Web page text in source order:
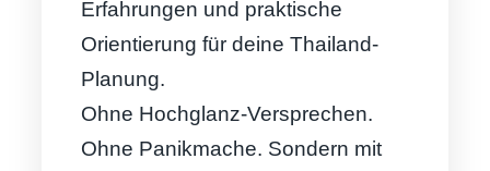
Erfahrungen und praktische
Orientierung für deine Thailand-
Planung.
Ohne Hochglanz-Versprechen.
Ohne Panikmache. Sondern mit